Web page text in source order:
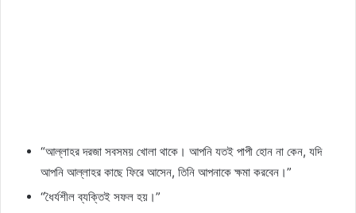
“আল্লাহর দরজা সবসময় খোলা থাকে। আপনি যতই পাপী হোন না কেন, যদি
আপনি আল্লাহর কাছে ফিরে আসেন, তিনি আপনাকে ক্ষমা করবেন।”
“ধৈর্যশীল ব্যক্তিই সফল হয়।”